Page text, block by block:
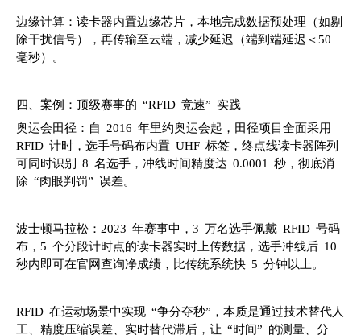
边缘计算：读卡器内置边缘芯片，本地完成数据预处理（如剔
除干扰信号），再传输至云端，减少延迟（端到端延迟＜50
毫秒）。
四、案例：顶级赛事的 “RFID 竞速” 实践
奥运会田径：自 2016 年里约奥运会起，田径项目全面采用
RFID 计时，选手号码布内置 UHF 标签，终点线读卡器阵列
可同时识别 8 名选手，冲线时间精度达 0.0001 秒，彻底消
除 “肉眼判罚” 误差。
波士顿马拉松：2023 年赛事中，3 万名选手佩戴 RFID 号码
布，5 个分段计时点的读卡器实时上传数据，选手冲线后 10
秒内即可在官网查询净成绩，比传统系统快 5 分钟以上。
RFID 在运动场景中实现 “争分夺秒”，本质是通过技术替代人
工、精度压缩误差、实时替代滞后，让 “时间” 的测量、分